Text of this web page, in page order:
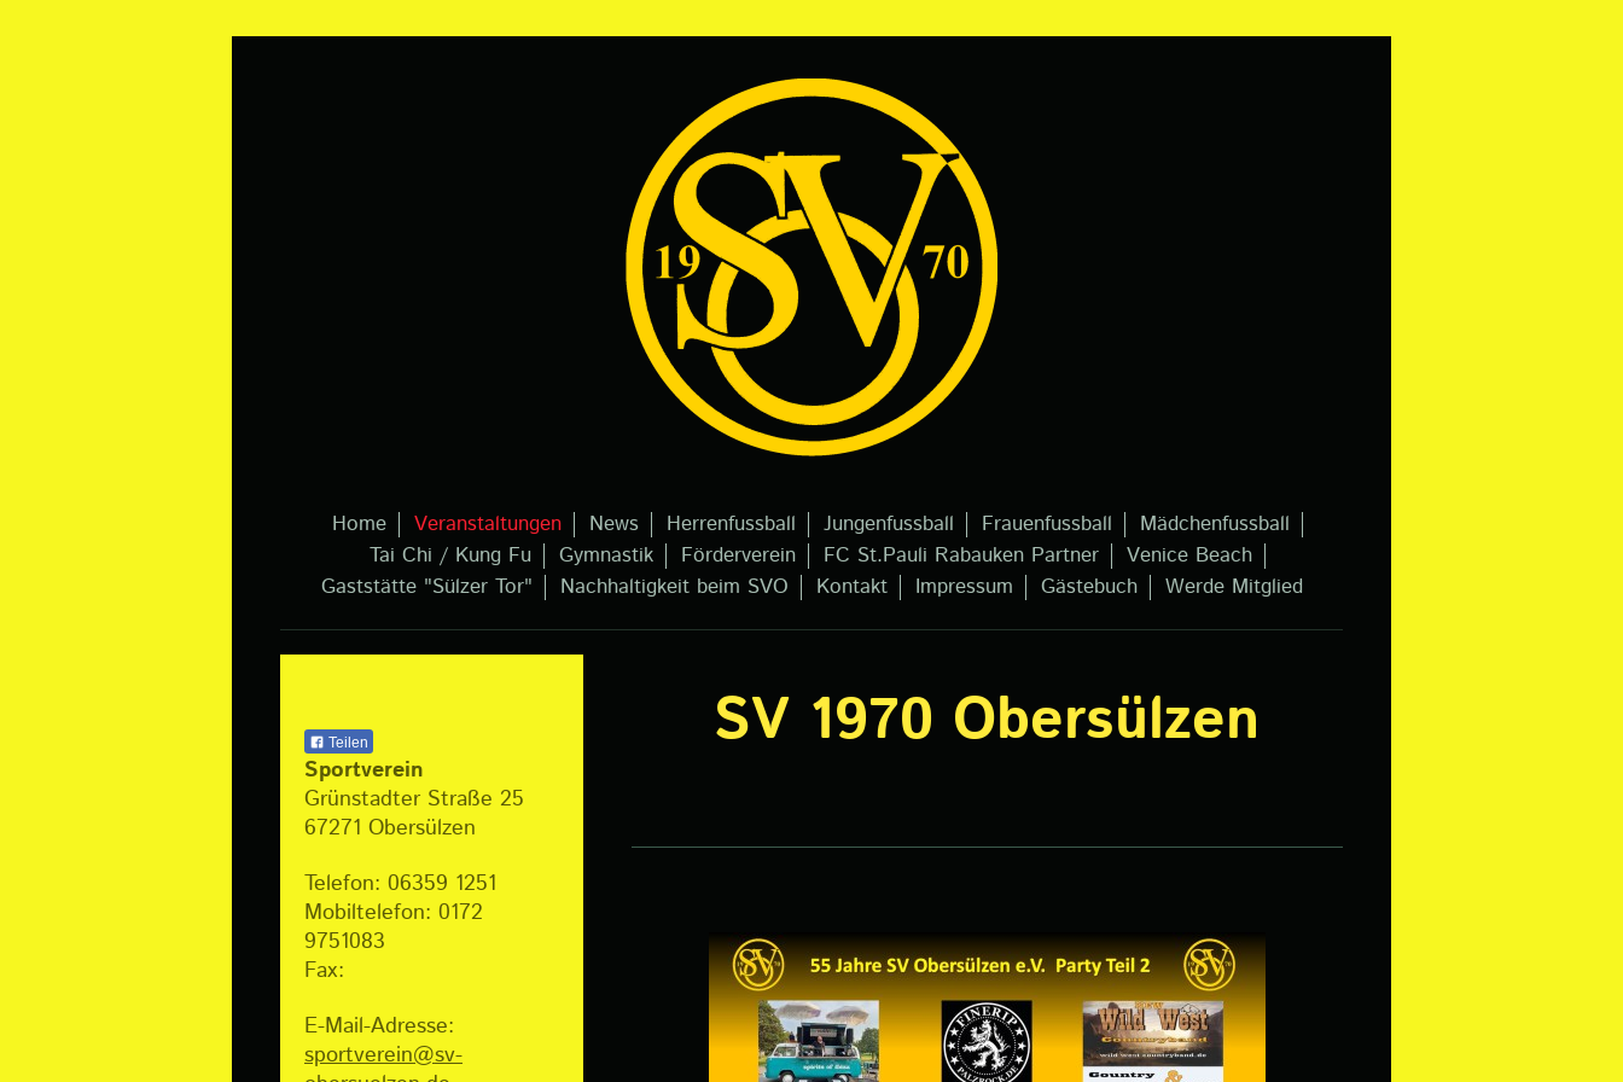
Home Veranstaltungen News Herrenfussball Jungenfussball Frauenfussball
Mädchenfussball
Tai Chi / Kung Fu
Gymnastik Förderverein FC St.Pauli Rabauken Partner
Venice Beach
Gaststätte "Sülzer Tor"
Nachhaltigkeit beim SVO Kontakt Impressum Gästebuch Werde Mitglied
SV 1970 Obersülzen
Teilen
Sportverein
Grünstadter Straße 25
67271 Obersülzen
Telefon: 06359 1251
Mobiltelefon: 0172
9751083
Fax:
E-Mail-Adresse:
sportverein@sv-